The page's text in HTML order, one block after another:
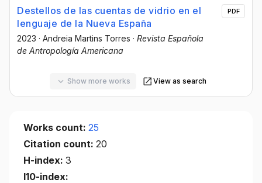
Destellos de las cuentas de vidrio en el
lenguaje de la Nueva España
2023 · Andreia Martins Torres · Revista Española
de Antropología Americana
PDF
Show more works View as search
Works count: 25
Citation count: 20
H-index: 3
I10-index: